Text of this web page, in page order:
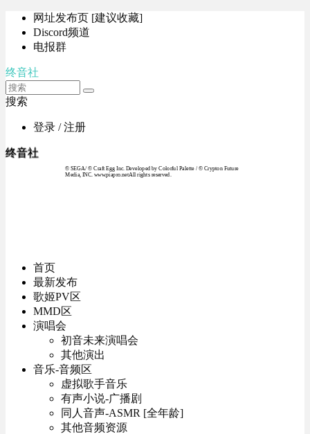
网址发布页 [建议收藏]
Discord频道
电报群
终音社
搜索
登录 / 注册
终音社
© SEGA / © Craft Egg Inc. Developed by Colorful Palette / © Crypton Future
Media, INC. www.piapro.netAll rights reserved.
首页
最新发布
歌姬PV区
MMD区
演唱会
初音未来演唱会
其他演出
音乐-音频区
虚拟歌手音乐
有声小说-广播剧
同人音声-ASMR [全年龄]
其他音频资源